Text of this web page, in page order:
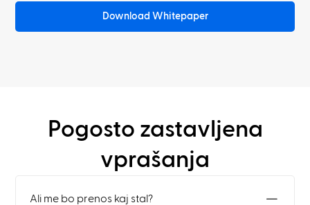
Download Whitepaper
Pogosto zastavljena
vprašanja
Ali me bo prenos kaj stal?